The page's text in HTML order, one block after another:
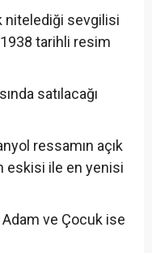
nitelediği sevgilisi
tarihli resim
satılacağı
ressamın açık
eskisi ile en yenisi
Adam ve Çocuk ise